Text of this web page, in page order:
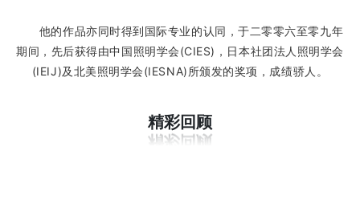
他的作品亦同时得到国际专业的认同，于二零零六至零九年
期间，先后获得由中国照明学会(CIES)，日本社团法人照明学会
(IEIJ)及北美照明学会(IESNA)所颁发的奖项，成绩骄人。
精彩回顾